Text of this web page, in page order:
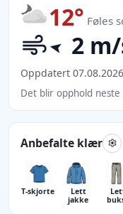
12° Føles
2
Oppdatert
Det blir opphold
Anbefalte klær
T-skjorte
Lett
jakke